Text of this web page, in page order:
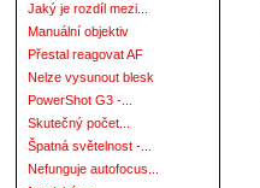
Jaký je rozdíl mezi...
Manuální objektiv
Přestal reagovat AF
Nelze vysunout blesk
PowerShot G3 -...
Skutečný počet...
Špatná světelnost -...
Nefunguje autofocus...